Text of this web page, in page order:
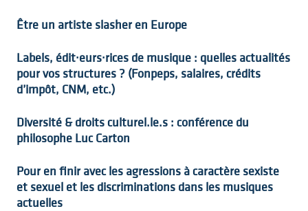
Être un artiste slasher en Europe
Labels, édit·eurs·rices de musique : quelles actualités
pour vos structures ? (Fonpeps, salaires, crédits
d’impôt, CNM, etc.)
Diversité & droits culturel.le.s : conférence du
philosophe Luc Carton
Pour en finir avec les agressions à caractère sexiste
et sexuel et les discriminations dans les musiques
actuelles